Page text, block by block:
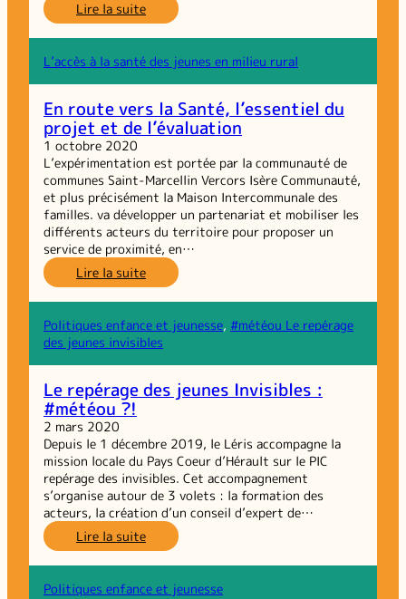
Lire la suite:
Un
projet
européen
structurellement
l’intervention
L’accès à la santé des jeunes en milieu rural
En route vers la Santé, l’essentiel du
projet et de l’évaluation
1 octobre 2020
L’expérimentation est portée par la communauté de
communes Saint-Marcellin Vercors Isère Communauté,
et plus précisément la Maison Intercommunale des
familles. va développer un partenariat et mobiliser les
différents acteurs du territoire pour proposer un
service de proximité, en…
Lire la suite:
En
route
vers
la
du
de
l’évaluation
Politiques enfance et jeunesse, #météou Le repérage
des jeunes invisibles
Le repérage des jeunes Invisibles :
#météou ?!
2 mars 2020
Depuis le 1 décembre 2019, le Léris accompagne la
mission locale du Pays Coeur d’Hérault sur le PIC
repérage des invisibles. Cet accompagnement
s’organise autour de 3 volets : la formation des
acteurs, la création d’un conseil d’expert de…
Lire la suite:
Le
repérage
des
Politiques enfance et jeunesse